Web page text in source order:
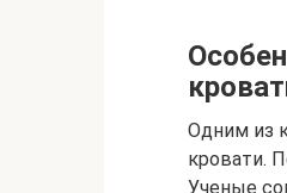
Одним из
кровати.
Ученые